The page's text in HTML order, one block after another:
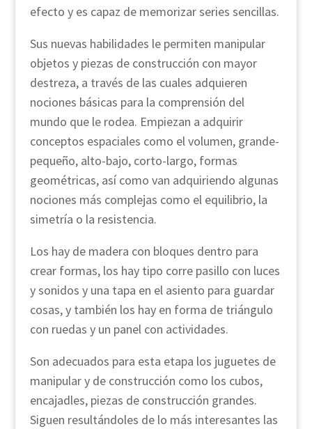
efecto y es capaz de memorizar series sencillas.
Sus nuevas habilidades le permiten manipular
objetos y piezas de construcción con mayor
destreza, a través de las cuales adquieren
nociones básicas para la comprensión del
mundo que le rodea. Empiezan a adquirir
conceptos espaciales como el volumen, grande-
pequeño, alto-bajo, corto-largo, formas
geométricas, así como van adquiriendo algunas
nociones más complejas como el equilibrio, la
simetría o la resistencia.
Los hay de madera con bloques dentro para
crear formas, los hay tipo corre pasillo con luces
y sonidos y una tapa en el asiento para guardar
cosas, y también los hay en forma de triángulo
con ruedas y un panel con actividades.
Son adecuados para esta etapa los juguetes de
manipular y de construcción como los cubos,
encajadles, piezas de construcción grandes.
Siguen resultándoles de lo más interesantes las